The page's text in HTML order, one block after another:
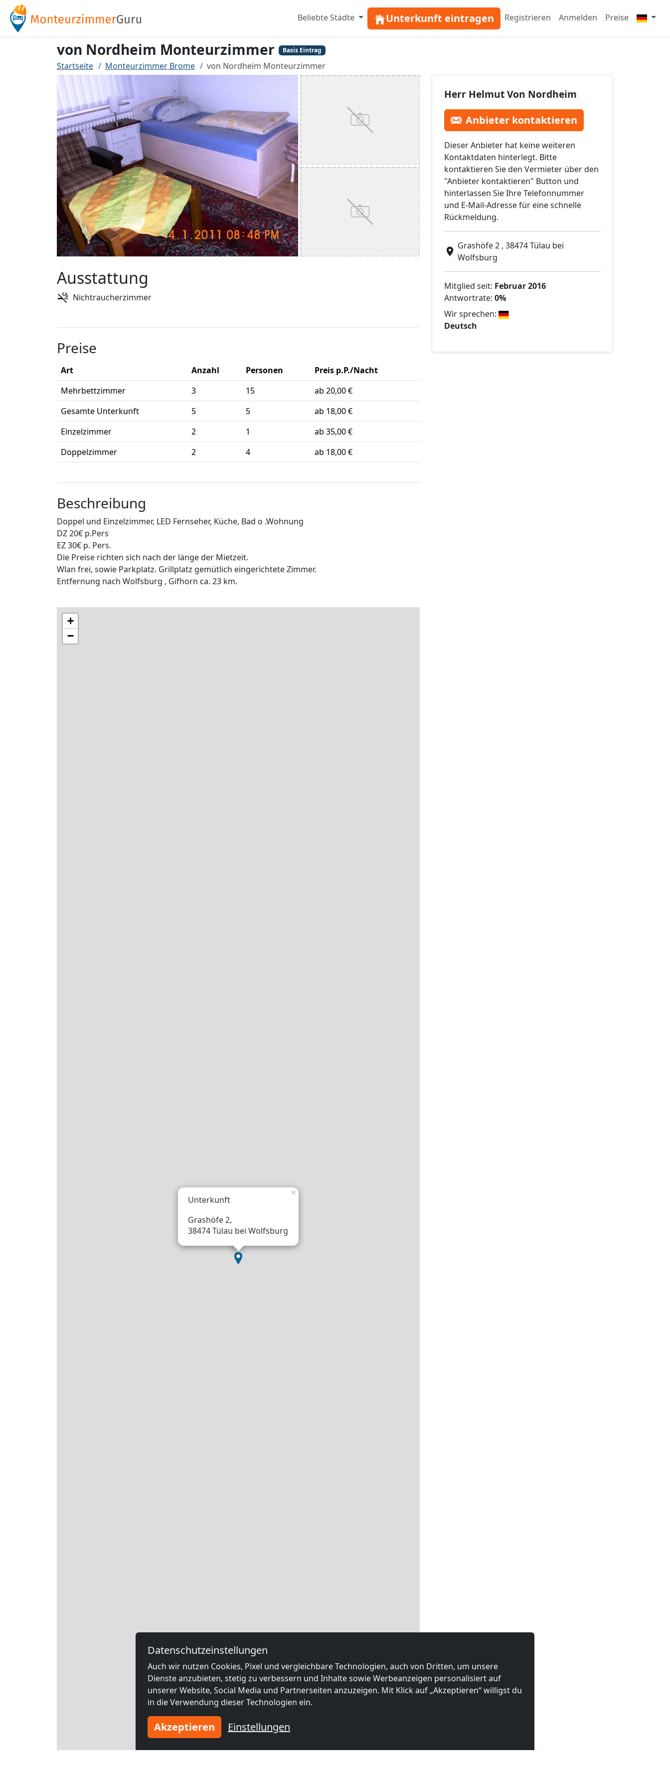
Beliebte Städte Unterkunft eintragen Registrieren Anmelden Preise
von Nordheim Monteurzimmer Basis Eintrag
Startseite Monteurzimmer Brome von Nordheim Monteurzimmer
Herr Helmut Von Nordheim
Anbieter kontaktieren
Dieser Anbieter hat keine weiteren
Kontaktdaten hinterlegt. Bitte
kontaktieren Sie den Vermieter über den
"Anbieter kontaktieren" Button und
hinterlassen Sie Ihre Telefonnummer
und E-Mail-Adresse für eine schnelle
Rückmeldung.
Grashöfe 2 , 38474 Tülau bei
Wolfsburg
Mitglied seit: Februar 2016
Antwortrate: 0%
Wir sprechen:
Deutsch
Ausstattung
Nichtraucherzimmer
Preise
Art Anzahl Personen
Preis p.P./Nacht
Mehrbettzimmer
3 15
ab 20,00 €
Gesamte Unterkunft
5 5
ab 18,00 €
Einzelzimmer
2 1
ab 35,00 €
Doppelzimmer
2 4 ab 18,00 €
Beschreibung
Doppel und Einzelzimmer, LED Fernseher, Küche, Bad o .Wohnung
DZ 20€ p.Pers
EZ 30€ p. Pers.
Die Preise richten sich nach der länge der Mietzeit.
Wlan frei, sowie Parkplatz. Grillplatz gemütlich eingerichtete Zimmer.
Entfernung nach Wolfsburg , Gifhorn ca. 23 km.
Unterkunft
Grashöfe 2,
38474 Tülau bei Wolfsburg
×
+
−
Datenschutzeinstellungen
Auch wir nutzen Cookies, Pixel und vergleichbare Technologien, auch von Dritten, um unsere
Dienste anzubieten, stetig zu verbessern und Inhalte sowie Werbeanzeigen personalisiert auf
unserer Website, Social Media und Partnerseiten anzuzeigen. Mit Klick auf „Akzeptieren“ willigst du
in die Verwendung dieser Technologien ein.
Akzeptieren Einstellungen